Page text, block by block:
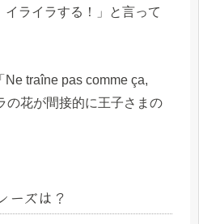
ライラする！」と言って
traîne pas comme ça,
の花が間接的に王子さまの
ーズは？